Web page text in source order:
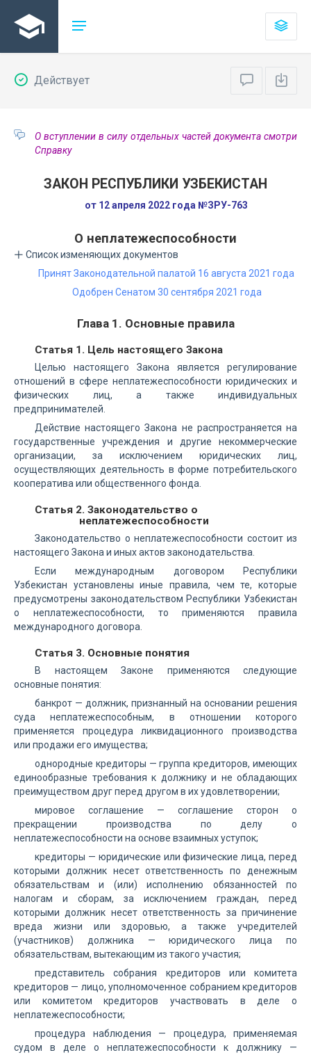
Действует
О вступлении в силу отдельных частей документа смотри
Справку
ЗАКОН РЕСПУБЛИКИ УЗБЕКИСТАН
от 12 апреля 2022 года №ЗРУ-763
О неплатежеспособности
Список изменяющих документов
Принят Законодательной палатой 16 августа 2021 года
Одобрен Сенатом 30 сентября 2021 года
Глава 1. Основные правила
Статья 1. Цель настоящего Закона
Целью настоящего Закона является регулирование
отношений в сфере неплатежеспособности юридических и
физических лиц, а также индивидуальных
предпринимателей.
Действие настоящего Закона не распространяется на
государственные учреждения и другие некоммерческие
организации, за исключением юридических лиц,
осуществляющих деятельность в форме потребительского
кооператива или общественного фонда.
Статья 2. Законодательство о
неплатежеспособности
Законодательство о неплатежеспособности состоит из
настоящего Закона и иных актов законодательства.
Если международным договором Республики
Узбекистан установлены иные правила, чем те, которые
предусмотрены законодательством Республики Узбекистан
о неплатежеспособности, то применяются правила
международного договора.
Статья 3. Основные понятия
В настоящем Законе применяются следующие
основные понятия:
банкрот — должник, признанный на основании решения
суда неплатежеспособным, в отношении которого
применяется процедура ликвидационного производства
или продажи его имущества;
однородные кредиторы — группа кредиторов, имеющих
единообразные требования к должнику и не обладающих
преимуществом друг перед другом в их удовлетворении;
мировое соглашение — соглашение сторон о
прекращении производства по делу о
неплатежеспособности на основе взаимных уступок;
кредиторы — юридические или физические лица, перед
которыми должник несет ответственность по денежным
обязательствам и (или) исполнению обязанностей по
налогам и сборам, за исключением граждан, перед
которыми должник несет ответственность за причинение
вреда жизни или здоровью, а также учредителей
(участников) должника — юридического лица по
обязательствам, вытекающим из такого участия;
представитель собрания кредиторов или комитета
кредиторов — лицо, уполномоченное собранием кредиторов
или комитетом кредиторов участвовать в деле о
неплатежеспособности;
процедура наблюдения — процедура, применяемая
судом в деле о неплатежеспособности к должнику —